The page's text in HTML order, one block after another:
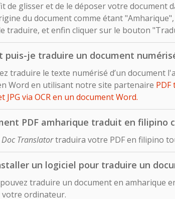
de glisser et de le déposer votre document
du document comme étant
traduire, et enfin cliquer sur le bouton
puis-je traduire un document
traduire le texte numérisé d’un document
Word en utilisant notre site partenaire
JPG via OCR en un document Word.
PDF amharique traduit en filipino
Translatortraduira votre PDF en filipino
un logiciel pour traduire un
traduire un document en amharique
votre ordinateur.